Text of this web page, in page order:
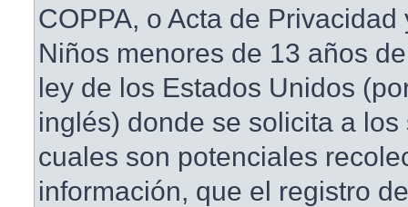
COPPA, o Acta de
Niños menores de 13 años
ley de los Estados Unidos
inglés) donde se solicita a
cuales son potenciales
información, que el registro